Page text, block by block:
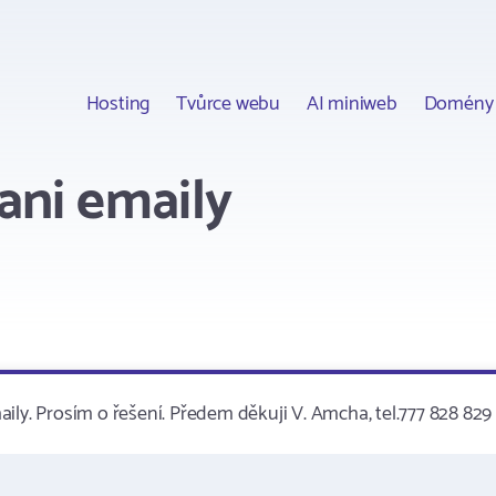
Hosting Tvůrce webu AI miniweb Domény
emaily
Prosím o řešení. Předem děkuji V. Amcha, tel.777 828 829